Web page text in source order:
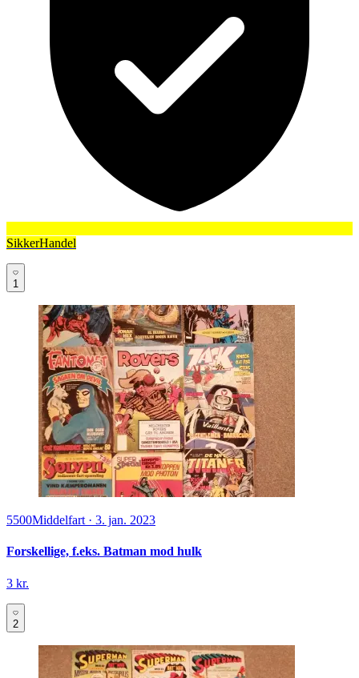
SikkerHandel
1
5500Middelfart · 3. jan. 2023
Forskellige, f.eks. Batman mod hulk
3 kr.
2